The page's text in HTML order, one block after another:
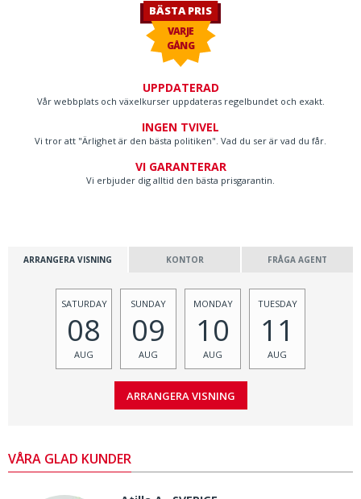
BÄSTA PRIS
VARJE
GÅNG
UPPDATERAD
Vår webbplats och växelkurser uppdateras regelbundet och exakt.
INGEN TVIVEL
Vi tror att "Ärlighet är den bästa politiken". Vad du ser är vad du får.
VI GARANTERAR
Vi erbjuder dig alltid den bästa prisgarantin.
ARRANGERA VISNING KONTOR FRÅGA AGENT
SATURDAY
08
AUG
SUNDAY
09
AUG
MONDAY
10
AUG
TUESDAY
11
AUG
VÅRA GLAD KUNDER